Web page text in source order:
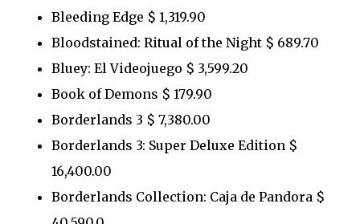
Bleeding Edge $ 1,319.90
Bloodstained: Ritual of the Night $ 689.70
Bluey: El Videojuego $ 3,599.20
Book of Demons $ 179.90
Borderlands 3 $ 7,380.00
Borderlands 3: Super Deluxe Edition $
16,400.00
Borderlands Collection: Caja de Pandora $